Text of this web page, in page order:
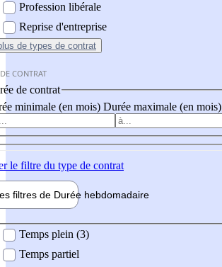
Profession libérale
Reprise d'entreprise
de types de contrat
CONTRAT
de contrat
minimale (en mois) Durée maximale (en mois)
le filtre du type de contrat
filtres de Durée hebdomadaire
Temps plein (3)
Temps partiel